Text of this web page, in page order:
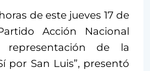
de este jueves 17 de
Acción Nacional
representación de la
por San Luis”, presentó